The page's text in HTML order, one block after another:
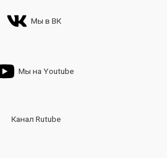
Мы в ВК
Мы на Youtube
Канал Rutube